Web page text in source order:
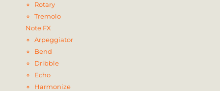
Rotary
Tremolo
Note FX
Arpeggiator
Bend
Dribble
Echo
Harmonize